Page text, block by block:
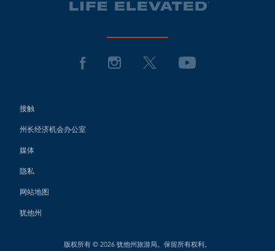
接触
州长经济机会办公室
媒体
隐私
网站地图
犹他州
版权所有 © 2026 犹他州旅游局。保留所有权利。